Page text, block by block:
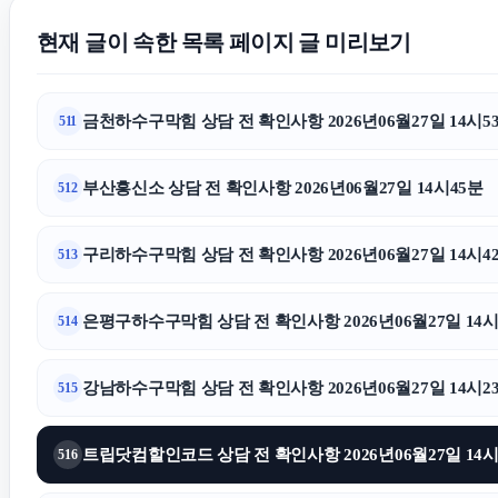
현재 글이 속한 목록 페이지 글 미리보기
511 금천하수구막힘 상담 전 확인사항 2026년06월27일 14시
512 부산흥신소 상담 전 확인사항 2026년06월27일 14시45분
513 구리하수구막힘 상담 전 확인사항 2026년06월27일 14시
514 은평구하수구막힘 상담 전 확인사항 2026년06월27일 14
515 강남하수구막힘 상담 전 확인사항 2026년06월27일 14시
516 트립닷컴할인코드 상담 전 확인사항 2026년06월27일 14